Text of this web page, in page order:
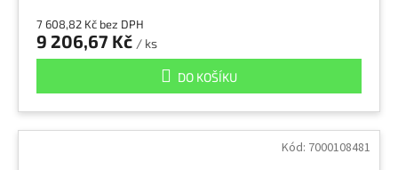
7 608,82 Kč bez DPH
9 206,67 Kč / ks
DO KOŠÍKU
Kód: 7000108481